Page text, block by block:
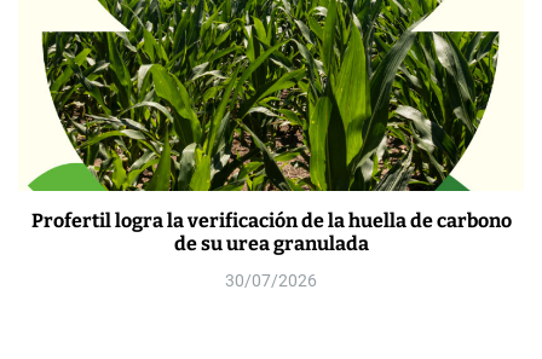
Profertil logra la verificación de la huella de carbono
de su urea granulada
30/07/2026